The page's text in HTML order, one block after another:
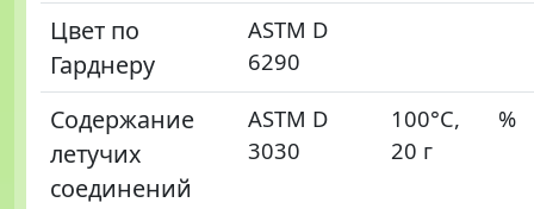
Цвет по
Гарднеру
ASTM D
6290
Содержание
летучих
соединений
ASTM D
3030
100°С,
20 г
%